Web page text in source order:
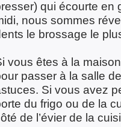
qui écourte en
nous sommes
le brossage le
vous êtes à la
passer à la salle
Si vous avez
du frigo ou de la
de l’évier de la